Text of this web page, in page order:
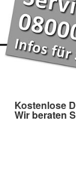
Kostenlose
Wir beraten